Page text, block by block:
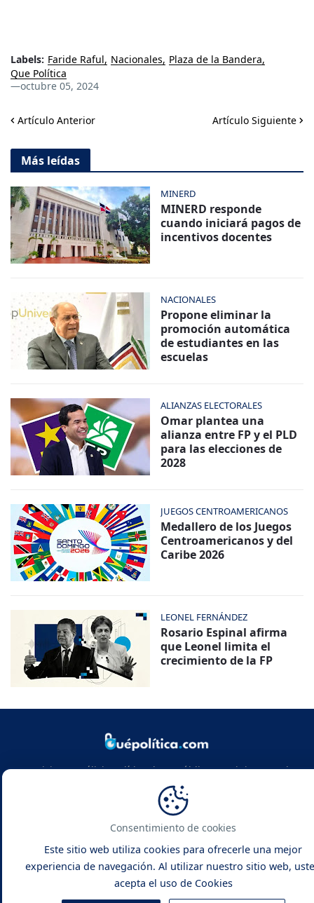
Labels: Faride Raful Nacionales Plaza de la Bandera
Que Política
—octubre 05, 2024
Artículo Anterior Artículo Siguiente
Más leídas
MINERD
MINERD responde
cuando iniciará pagos de
incentivos docentes
NACIONALES
Propone eliminar la
promoción automática
de estudiantes en las
escuelas
ALIANZAS ELECTORALES
Omar plantea una
alianza entre FP y el PLD
para las elecciones de
2028
JUEGOS CENTROAMERICANOS
Medallero de los Juegos
Centroamericanos y del
Caribe 2026
LEONEL FERNÁNDEZ
Rosario Espinal afirma
que Leonel limita el
crecimiento de la FP
Noticias y análisis político de República Dominicana y el
mundo. Infórmate con rigor, actualidad y las claves de la
política global.
Qué Política - Noticias y Análisis
Consentimiento de cookies
Este sitio web utiliza cookies para ofrecerle una mejor
experiencia de navegación. Al utilizar nuestro sitio web,
acepta el uso de Cookies